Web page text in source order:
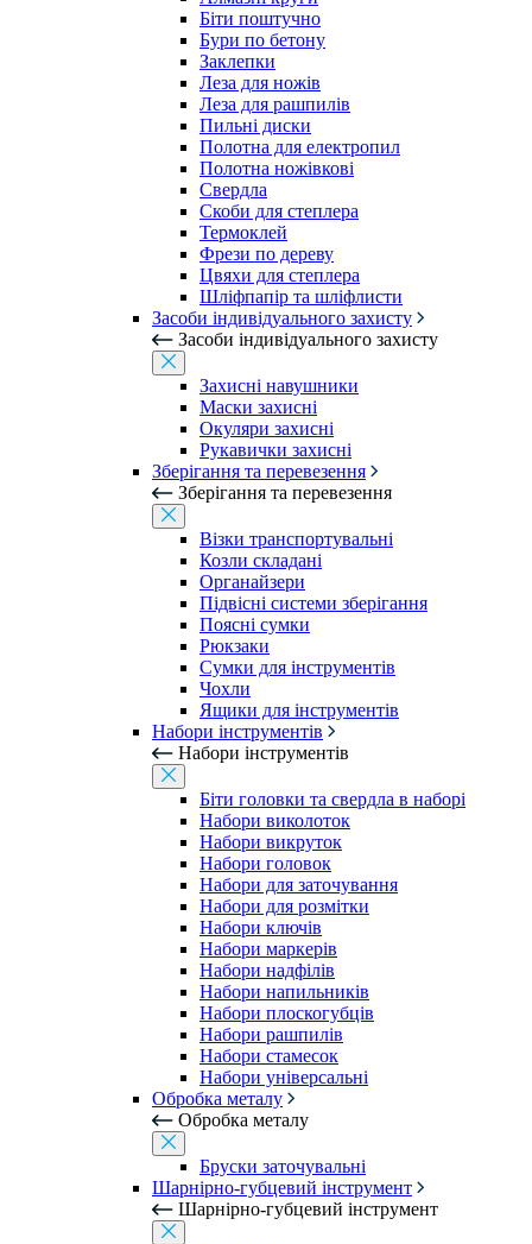
Біти поштучно
Бури по бетону
Заклепки
Леза для ножів
Леза для рашпилів
Пильні диски
Полотна для електропил
Полотна ножівкові
Свердла
Скоби для степлера
Термоклей
Фрези по дереву
Цвяхи для степлера
Шліфпапір та шліфлисти
Засоби індивідуального захисту
Засоби індивідуального захисту
Захисні навушники
Маски захисні
Окуляри захисні
Рукавички захисні
Зберігання та перевезення
Зберігання та перевезення
Візки транспортувальні
Козли складані
Органайзери
Підвісні системи зберігання
Поясні сумки
Рюкзаки
Сумки для інструментів
Чохли
Ящики для інструментів
Набори інструментів
Набори інструментів
Біти головки та свердла в наборі
Набори виколоток
Набори викруток
Набори головок
Набори для заточування
Набори для розмітки
Набори ключів
Набори маркерів
Набори надфілів
Набори напильників
Набори плоскогубців
Набори рашпилів
Набори стамесок
Набори універсальні
Обробка металу
Обробка металу
Бруски заточувальні
Шарнірно-губцевий інструмент
Шарнірно-губцевий інструмент